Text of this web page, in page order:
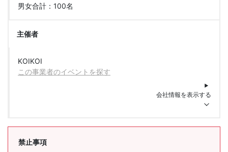
男女合計：100名
主催者
KOIKOI
この事業者のイベントを探す
会社情報を表示する
禁止事項